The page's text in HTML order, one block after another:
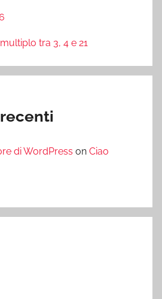
tra 3, 4 e 21
di WordPress on Ciao